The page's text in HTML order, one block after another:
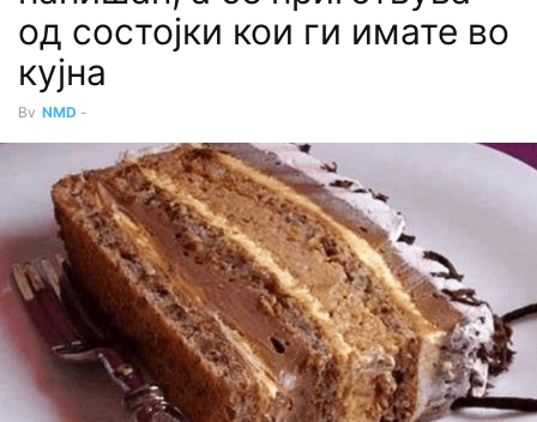
од состојки кои ги имате во
кујна
By NMD -